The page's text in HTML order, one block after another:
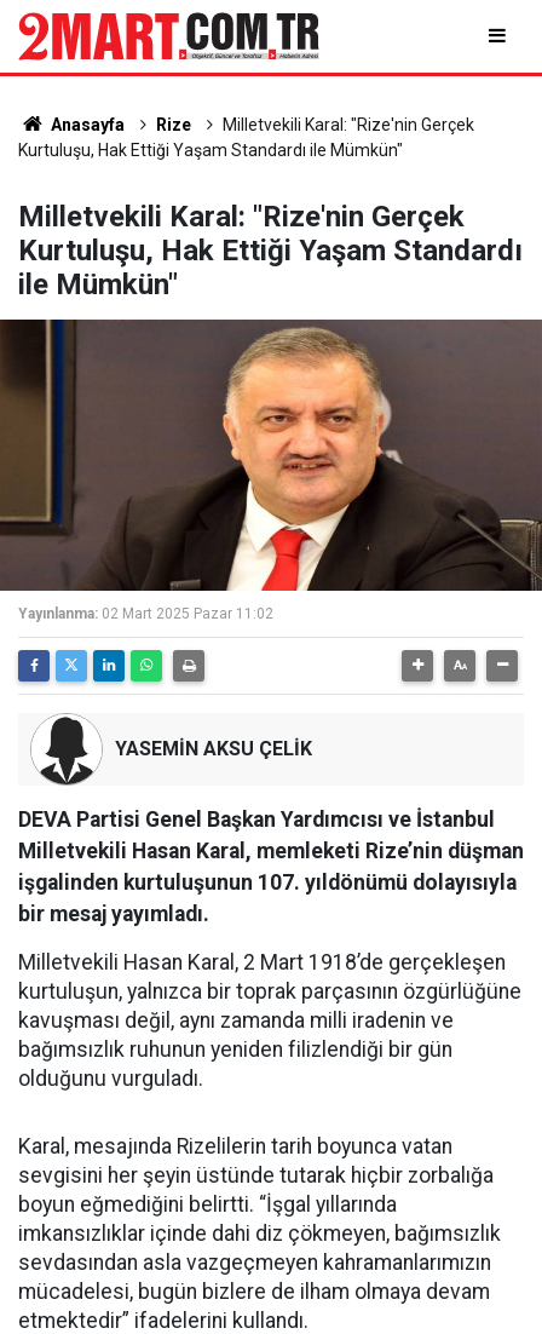
Anasayfa Rize
Milletvekili Karal: "Rize'nin Gerçek
Kurtuluşu, Hak Ettiği Yaşam Standardı ile Mümkün"
Milletvekili Karal: "Rize'nin Gerçek
Kurtuluşu, Hak Ettiği Yaşam Standardı
ile Mümkün"
Yayınlanma: 02 Mart 2025 Pazar 11:02
YASEMİN AKSU ÇELİK
DEVA Partisi Genel Başkan Yardımcısı ve İstanbul
Milletvekili Hasan Karal, memleketi Rize’nin düşman
işgalinden kurtuluşunun 107. yıldönümü dolayısıyla
bir mesaj yayımladı.
Milletvekili Hasan Karal, 2 Mart 1918’de gerçekleşen
kurtuluşun, yalnızca bir toprak parçasının özgürlüğüne
kavuşması değil, aynı zamanda milli iradenin ve
bağımsızlık ruhunun yeniden filizlendiği bir gün
olduğunu vurguladı.
Karal, mesajında Rizelilerin tarih boyunca vatan
sevgisini her şeyin üstünde tutarak hiçbir zorbalığa
boyun eğmediğini belirtti. “İşgal yıllarında
imkansızlıklar içinde dahi diz çökmeyen, bağımsızlık
sevdasından asla vazgeçmeyen kahramanlarımızın
mücadelesi, bugün bizlere de ilham olmaya devam
etmektedir” ifadelerini kullandı.